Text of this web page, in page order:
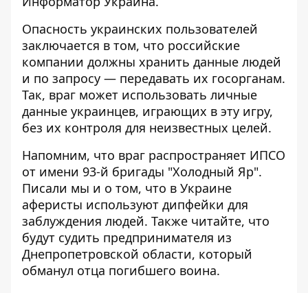
Опасность украинских пользователей
заключается в том, что российские
компании должны хранить данные людей
и по запросу — передавать их госорганам.
Так, враг может использовать личные
данные украинцев, играющих в эту игру,
без их контроля для неизвестных целей.
Напомним, что враг распространяет ИПСО
от имени 93-й бригады "Холодный Яр".
Писали мы и о том, что в Украине
аферисты используют дипфейки для
заблуждения людей. Также читайте, что
будут судить предпринимателя из
Днепропетровской области, который
обманул отца погибшего воина.